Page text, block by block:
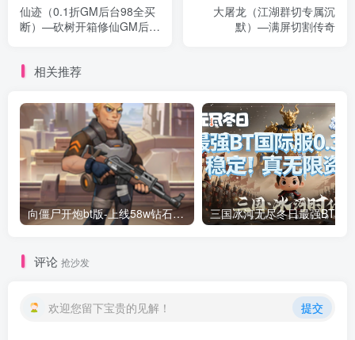
仙迹（0.1折GM后台98全买
断）—砍树开箱修仙GM后台
大屠龙（江湖群切专属沉
默）—满屏切割传奇
相关推荐
向僵尸开炮bt版-上线58w钻石绝世炫彩等宝石！万人联网！稳定2年！
评论 抢沙发
欢迎您留下宝贵的见解！ 提交